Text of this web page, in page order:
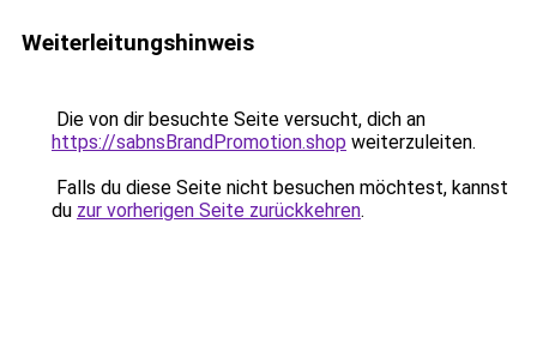
Weiterleitungshinweis
Die von dir besuchte Seite versucht, dich an
https://sabnsBrandPromotion.shop weiterzuleiten.
Falls du diese Seite nicht besuchen möchtest, kannst
du zur vorherigen Seite zurückkehren.